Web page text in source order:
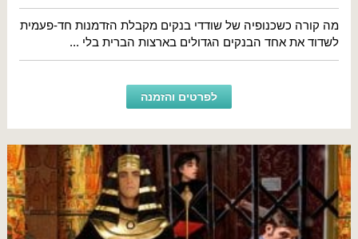
מה קורה כשכנופיה של שודדי בנקים מקבלת הזדמנות חד-פעמית
לשדוד את אחד הבנקים הגדולים בארצות הברית בלי ...
לפרטים והזמנה